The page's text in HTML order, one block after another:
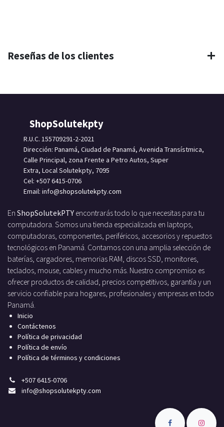
Reseñas de los clientes
ShopSolutekpty
R.U.C. 155709291-2-2021
Dirección: Panamá, Ciudad de Panamá, Avenida Transístmica,
Calle Principal, zona Frente a Petro Autos, Super
Extra, Local Solutekpty, 7095
Cel: +507 6415-0706
Email: info@shopsolutekpty.com
En ShopSolutekPTY encontrarás todo lo que necesitas para tu
computadora. Somos una tienda especializada en laptops,
computadoras, componentes, periféricos, accesorios y repuestos
tecnológicos en Panamá. Contamos con una amplia selección de
baterías, cargadores, memorias RAM, discos SSD, monitores,
teclados, mouse, cables y mucho más. Nuestro compromiso es
ofrecer productos de calidad, precios competitivos, garantía y un
servicio confiable para hogares, profesionales y empresas en todo
Panamá.
Inicio
Contáctenos
Política de privacidad
Política de envío
Política de términos y condiciones
+507 6415-0706
info@shopsolutekpty.com